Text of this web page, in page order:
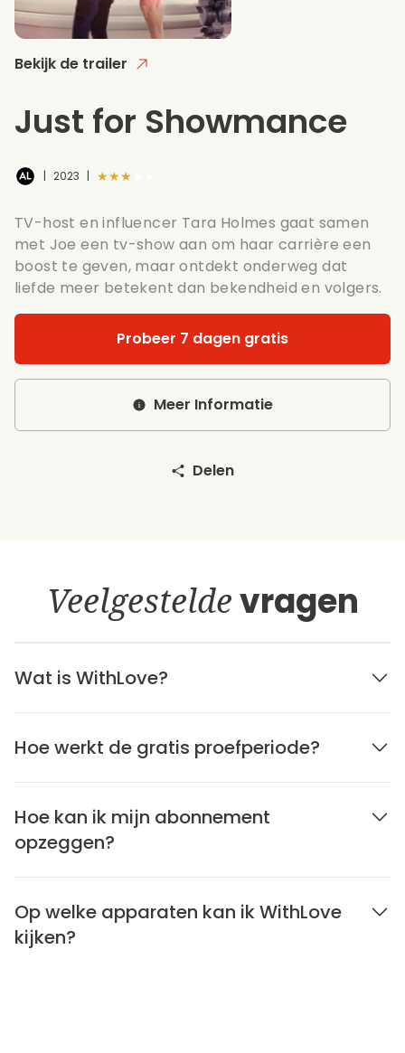
Bekijk de trailer
Just for Showmance
| 2023 | ★★★★★
TV-host en influencer Tara Holmes gaat samen
met Joe een tv-show aan om haar carrière een
boost te geven, maar ontdekt onderweg dat
liefde meer betekent dan bekendheid en volgers.
Probeer 7 dagen gratis
Meer Informatie
Delen
Veelgesteldevragen
Wat is WithLove?
Hoe werkt de gratis proefperiode?
Hoe kan ik mijn abonnement
opzeggen?
Op welke apparaten kan ik WithLove
kijken?